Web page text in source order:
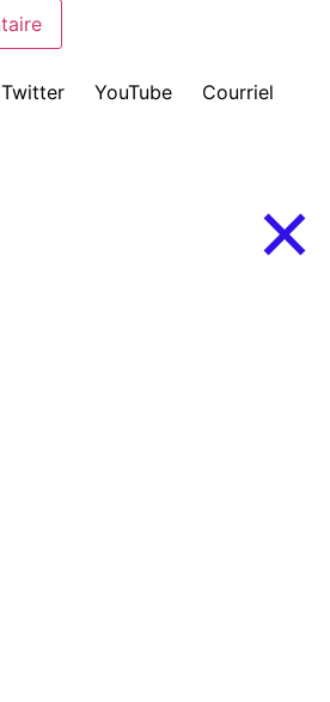
Twitter YouTube Courriel